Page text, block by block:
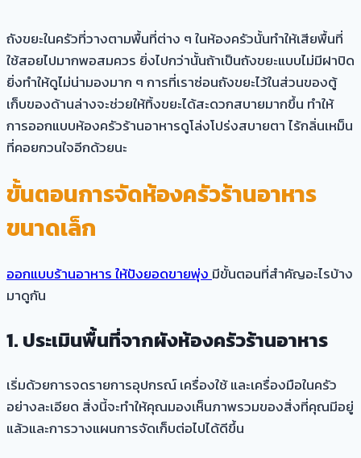
ถังขยะในครัวที่วางตามพื้นที่ต่าง ๆ ในห้องครัวนั้นทำให้เสียพื้นที่
ใช้สอยไปมากพอสมควร ยิ่งไปกว่านั้นถ้าเป็นถังขยะแบบไม่มีฝาปิด
ยิ่งทำให้ดูไม่น่ามองมาก ๆ การที่เราซ่อนถังขยะไว้ในส่วนของตู้
เก็บของด้านล่างจะช่วยให้ทิ้งขยะได้สะดวกสบายมากขึ้น ทำให้
การออกแบบห้องครัวร้านอาหารดูโล่งโปร่งสบายตา ไร้กลิ่นเหม็น
ที่คอยกวนใจอีกด้วยนะ
ขั้นตอนการจัดห้องครัวร้านอาหาร
ขนาดเล็ก
ออกแบบร้านอาหาร ให้ปังยอดขายพุ่งมีขั้นตอนที่สำคัญอะไรบ้าง
มาดูกัน
1. ประเมินพื้นที่จากผังห้องครัวร้านอาหาร
เริ่มด้วยการจดรายการอุปกรณ์ เครื่องใช้ และเครื่องมือในครัว
อย่างละเอียด สิ่งนี้จะทำให้คุณมองเห็นภาพรวมของสิ่งที่คุณมีอยู่
แล้วและการวางแผนการจัดเก็บต่อไปได้ดีขึ้น